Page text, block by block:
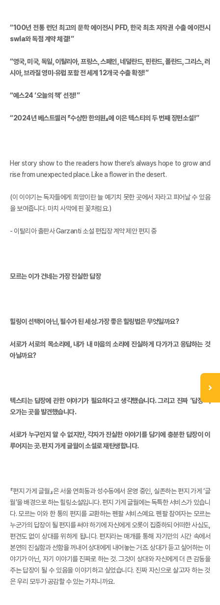
“100년 전통 런던 최고의 문학 에이전시 PFD, 한국 최초 저작권 수출 에이전시
swla와 독점 계약 체결!”
“영국, 미국, 독일, 이탈리아, 프랑스, 스페인, 네덜란드, 핀란드, 폴란드, 그리스, 러
시아, 브라질 영미·유럽 포함 전 세계 12개국 수출 확정!”
“예스24 ‘오늘의 책’ 선정!”
“2024년 베스트셀러 『수상한 한의원』에 이은 텍스티의 두 번째 장편소설!”
Her story show to the readers how there’s always hope to grow and
rise from unexpected place. Like a flower in the desert.
(이 이야기는 독자들에게 희망이란 늘 예기치 못한 곳에서 자라고 피어날 수 있음
을 보여줍니다. 마치 사막에 핀 꽃처럼요.)
- 이탈리아 출판사 Garzanti 소설 편집장 계약 제안 편지 중
모르는 이가 건네는 가장 진실한 답장
힐링이 선택이 아닌, 필수가 된 세상.가장 좋은 힐링법은 무엇일까요?
서로가 서로의 목소리에, 내가 내 마음의 소리에 진실하게 다가가고 응답하는 것
아닐까요?
텍스티는 답장에 관한 이야기가 필요하다고 생각했습니다. 그리고 진짜 ‘답장’이
오가는 곳을 발견했습니다.
서로가 누구인지 알 수 없지만, 각자가 진실한 이야기를 담기에 충분한 답장이 이
루어지는 곳. 편지 가게 글월이 소설로 재탄생합니다.
『편지 가게 글월』은 서울 연희동과 성수동에서 운영 중인, 실존하는 편지 가게 ‘글
월’을 배경으로 하는 힐링소설입니다. 편지 가게 글월에는 독특한 서비스가 있습니
다. 모르는 이와 한 통의 편지를 교환하는 펜팔 서비스예요. 펜팔 참여자는 모르는
누군가의 답장이 될 편지를 써야 하기에 자신에게 오롯이 집중하되 어떠한 사심도,
편견도 없이 상대를 위하게 됩니다. 편지라는 매개를 통해 자기만의 시간 속에서
본연의 진실함과 선함을 꺼내어 상대에게 내어놓는 거죠. 상대가 듣고 싶어하는 이
야기가 아닌, 자기 이야기를 진짜로 하는 것. 그것이 상대와 자신에게 더 큰 감동을
주는 답장이 될 수 있음을 이야기하고 싶었습니다. 진짜 자신으로 살고자 하는 것
은 우리 모두가 공감할 수 있는 가치니까요.